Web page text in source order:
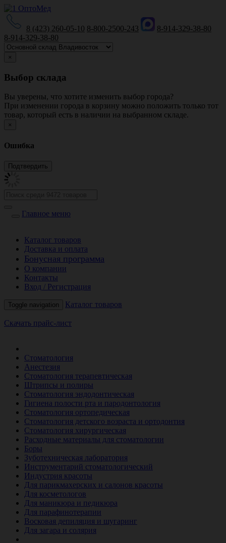
8 (423) 260-05-10 8-800-2500-243
8-914-329-38-80
8-914-329-38-80
×
Выбор склада
Вы уверены, что хотите изменить выбор города?
При изменении города в корзину можно положить только тот
товар, который есть в наличии на выбранном складе.
×
Ошибка
Главное меню
Каталог товаров
Доставка и оплата
Бонусная программа
О компании
Контакты
Вход / Регистрация
Toggle navigation Каталог товаров
Скачать прайс-лист
Стоматология
Анестезия
Стоматология терапевтическая
Штрипсы и полиры
Стоматология эндодонтическая
Гигиена полости рта и пародонтология
Стоматология ортопедическая
Стоматология детского возраста и ортодонтия
Стоматология хирургическая
Расходные материалы для стоматологии
Боры
Зуботехническая лаборатория
Инструментарий стоматологический
Индустрия красоты
Для парикмахерских и салонов красоты
Для косметологов
Для маникюра и педикюра
Для парафинотерапии
Восковая депиляция и шугаринг
Для загара и солярия